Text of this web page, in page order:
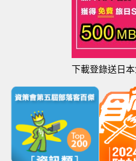
下載登錄送日